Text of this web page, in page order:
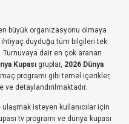
büyük organizasyonu olmaya
ihtiyaç duyduğu tüm bilgileri tek
dair en çok aranan
Kupası gruplar, 2026 Dünya
programı gibi temel içerikler,
detaylandırılmaktadır.
isteyen kullanıcılar için
tv programı ve dünya kupası